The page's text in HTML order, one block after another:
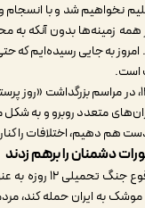
نخواهیم شد و با
زمینه‌ها بدون آنکه به
امروز به جایی رسیده‌ایم
است.
مسعود پزشکیان۷ آبان ۱۴۰۴، در
متعدد روبرو و به
هم دهیم، اختلافات را
دشمنان را برهم زدند
رئیس جمهور
به ایران حمله کند،